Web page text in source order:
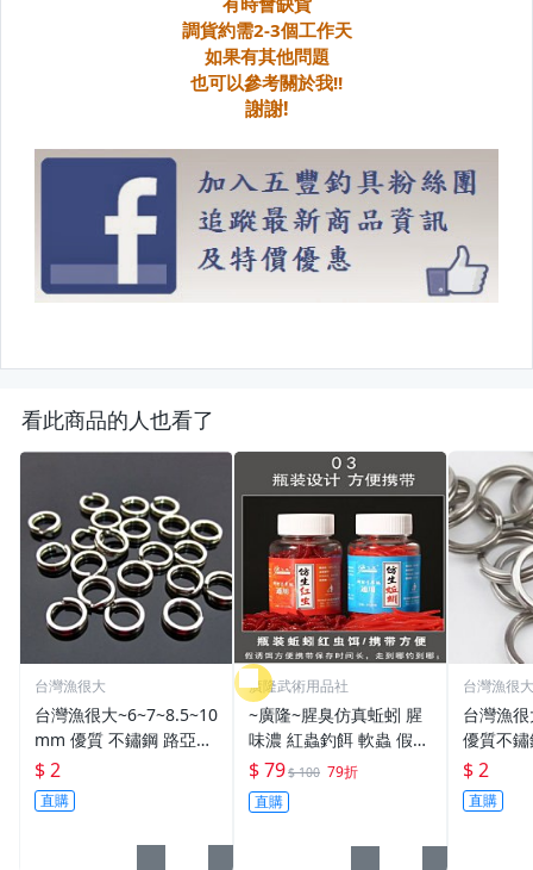
看此商品的人也看了
台灣漁很大
台灣漁很大~6~7~8.5~10
mm 優質 不鏽鋼 路亞環
S型開口 扁平 打扁 打平
$ 2
直購
廣隆武術用品社
~廣隆~腥臭仿真蚯蚓 腥
味濃 紅蟲釣餌 軟蟲 假蚯
蚓 海魚餌 紅蟲 路亞餌
假餌 誘餌 仿生餌 擬餌
路亞軟餌
$ 79$ 100 79折
直購
台灣漁很大
台灣漁
優質不
平 打扁 打平
雙環 路亞
路亞環
$ 2
直購